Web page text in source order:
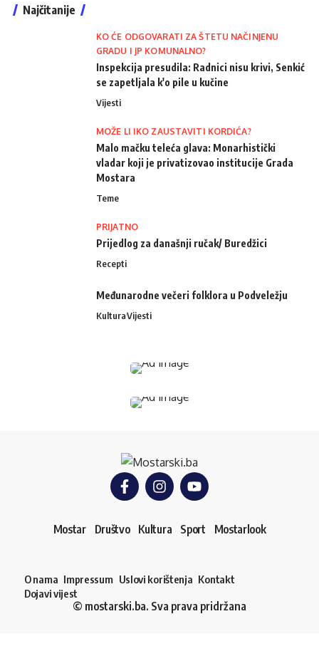
Najčitanije
KO ĆE ODGOVARATI ZA ŠTETU NAČINJENU
GRADU I JP KOMUNALNO?
Inspekcija presudila: Radnici nisu krivi, Senkić
se zapetljala k'o pile u kučine
Vijesti
MOŽE LI IKO ZAUSTAVITI KORDIĆA?
Malo mačku teleća glava: Monarhistički
vladar koji je privatizovao institucije Grada
Mostara
Teme
PRIJATNO
Prijedlog za današnji ručak/ Buredžici
Recepti
Međunarodne večeri folklora u Podveležju
KulturaVijesti
Mostar Društvo Kultura Sport Mostarlook
O nama Impressum Uslovi korištenja Kontakt
Dojavi vijest
© mostarski.ba. Sva prava pridržana